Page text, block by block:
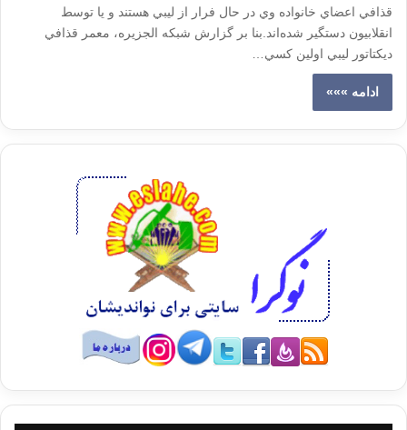
قذافي اعضاي خانواده وي در حال فرار از ليبي هستند و يا توسط
انقلابيون دستگير شده‌اند.بنا بر گزارش شبكه الجزيره، معمر قذافي
ديكتاتور ليبي اولين كسي…
ادامه »»»